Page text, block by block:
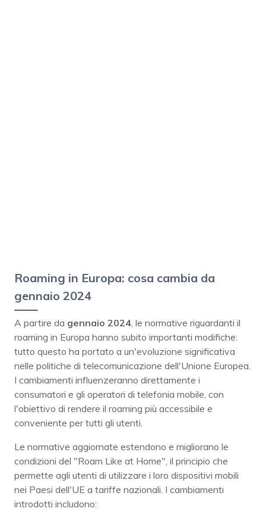
Roaming in Europa: cosa cambia da
gennaio 2024
A partire da gennaio 2024 , le normative riguardanti il
roaming in Europa hanno subito importanti modifiche:
tutto questo ha portato a un'evoluzione significativa
nelle politiche di telecomunicazione dell'Unione Europea.
I cambiamenti influenzeranno direttamente i
consumatori e gli operatori di telefonia mobile, con
l'obiettivo di rendere il roaming più accessibile e
conveniente per tutti gli utenti.
Le normative aggiornate estendono e migliorano le
condizioni del "Roam Like at Home", il principio che
permette agli utenti di utilizzare i loro dispositivi mobili
nei Paesi dell'UE a tariffe nazionali. I cambiamenti
introdotti includono: